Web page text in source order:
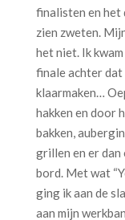
finalisten en het
zien zweten.
het niet. Ik
finale achter dat
klaarmaken…
hakken en door
bakken,
grillen en er dan
bord. Met wat
ging ik aan de
aan mijn